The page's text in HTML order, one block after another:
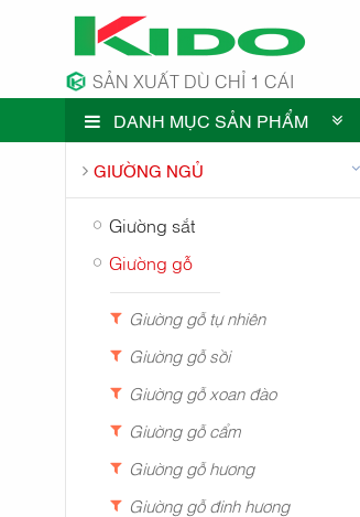
SẢN XUẤT DÙ CHỈ 1 CÁI
DANH MỤC SẢN PHẨM
GIƯỜNG NGỦ
Giường sắt
Giường gỗ
Giường gỗ tự nhiên
Giường gỗ sồi
Giường gỗ xoan đào
Giường gỗ cẩm
Giường gỗ hương
Giường gỗ đinh hương